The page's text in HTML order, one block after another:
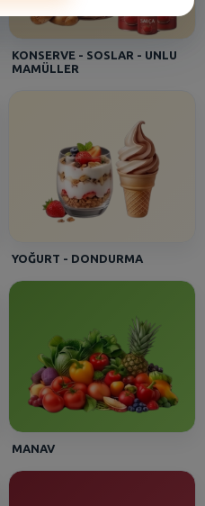
850 Ml
MIKS]
lt
KONSERVE - SOSLAR - UNLU
MAMÜLLER
YOĞURT - DONDURMA
MANAV